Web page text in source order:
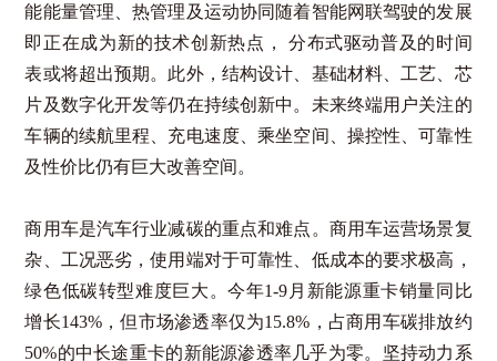
能能量管理、热管理及运动协同随着智能网联驾驶的发展
即正在成为新的技术创新热点， 分布式驱动普及的时间
表或将超出预期。此外，结构设计、基础材料、工艺、芯
片及数字化开发等仍在持续创新中。未来终端用户关注的
车辆的续航里程、充电速度、乘坐空间、操控性、可靠性
及性价比仍有巨大改善空间。
商用车是汽车行业减碳的重点和难点。商用车运营场景复
杂、工况恶劣，使用端对于可靠性、低成本的要求极高，
绿色低碳转型难度巨大。今年1-9月新能源重卡销量同比
增长143%，但市场渗透率仅为15.8%，占商用车碳排放约
50%的中长途重卡的新能源渗透率几乎为零。坚持动力系